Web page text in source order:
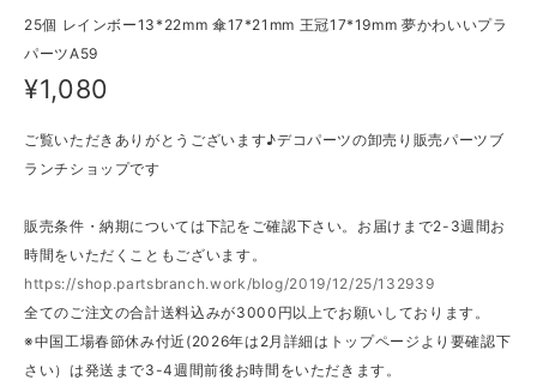
25個 レインボー13*22mm 傘17*21mm 王冠17*19mm 夢かわいいプラ
パーツA59
¥1,080
ご覧いただきありがとうございます♪デコパーツの卸売り販売パーツブ
ランチショップです
販売条件・納期については下記をご確認下さい。お届けまで2-3週間お
時間をいただくこともございます。
https://shop.partsbranch.work/blog/2019/12/25/132939
全てのご注文の合計送料込みが3000円以上でお願いしております。
※中国工場春節休み付近(2026年は2月詳細はトップページより要確認下
さい）は発送まで3-4週間前後お時間をいただきます。